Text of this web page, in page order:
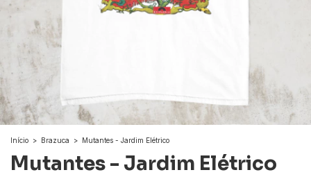
Início > Brazuca > Mutantes - Jardim Elétrico
Mutantes - Jardim Elétrico